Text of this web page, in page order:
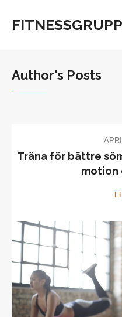
Author's Posts
Träna för bättre
motion